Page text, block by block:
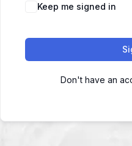
Keep me signed in
Don't have an